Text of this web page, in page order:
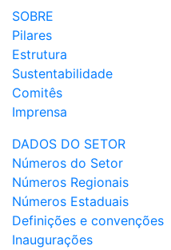
SOBRE
Pilares
Estrutura
Sustentabilidade
Comitês
Imprensa
DADOS DO SETOR
Números do Setor
Números Regionais
Números Estaduais
Definições e convenções
Inaugurações